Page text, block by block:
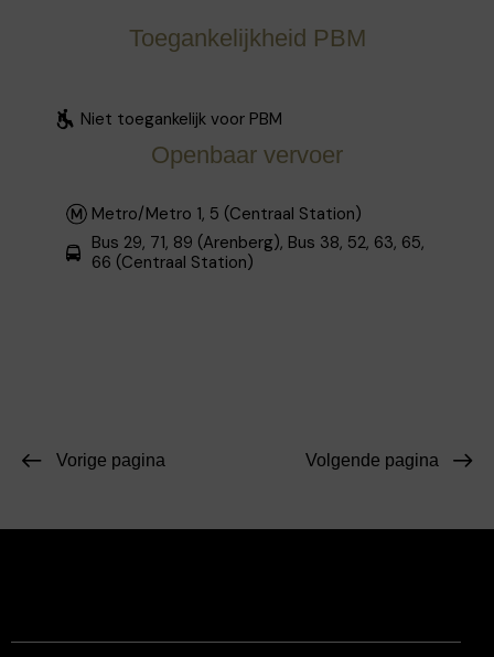
Toegankelijkheid PBM
Niet toegankelijk voor PBM
Openbaar vervoer
Metro/Metro 1, 5 (Centraal Station)
Bus 29, 71, 89 (Arenberg), Bus 38, 52, 63, 65,
66 (Centraal Station)
Vorige pagina Volgende pagina